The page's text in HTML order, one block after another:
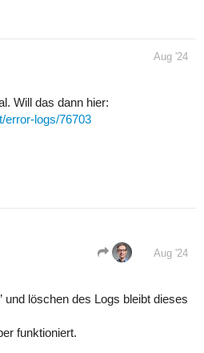
Aug '24
Will das dann hier:
error-logs/76703
Aug '24
und löschen des Logs bleibt dieses
funktioniert.